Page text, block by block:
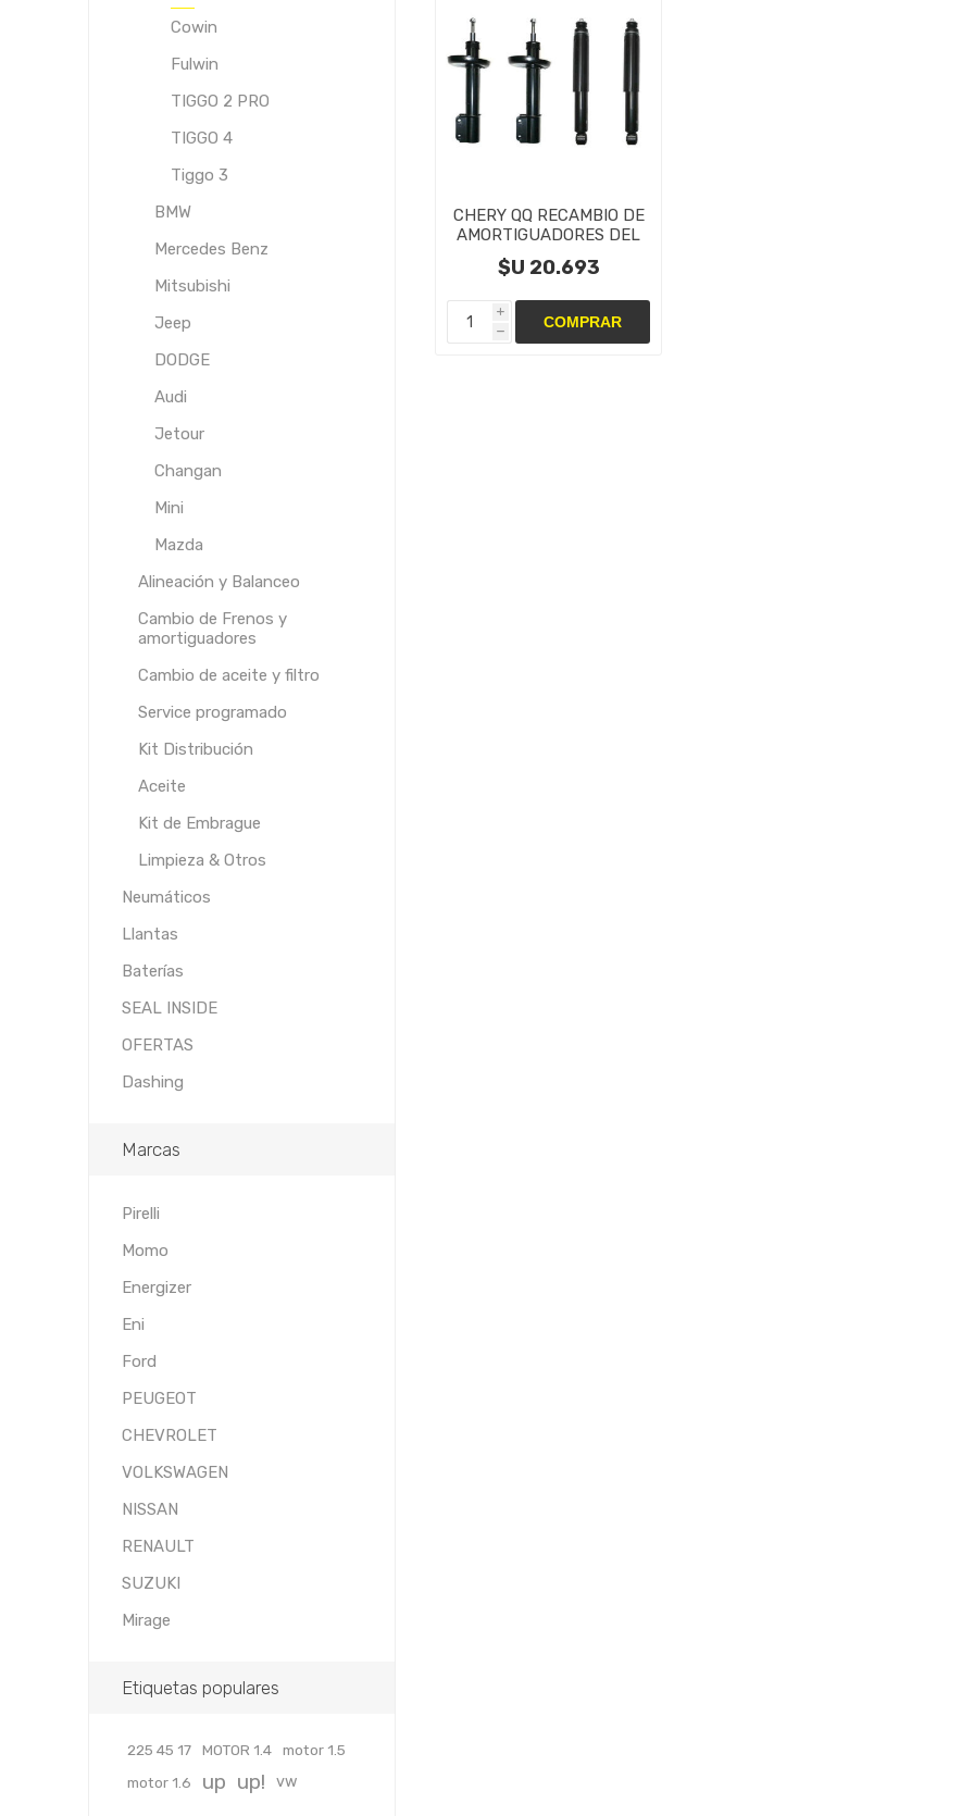
CHERY QQ RECAMBIO DE
AMORTIGUADORES DEL
$U 20.693
i
h
Cowin
Fulwin
TIGGO 2 PRO
TIGGO 4
Tiggo 3
BMW
Mercedes Benz
Mitsubishi
Jeep
DODGE
Audi
Jetour
Changan
Mini
Mazda
Alineación y Balanceo
Cambio de Frenos y
amortiguadores
Cambio de aceite y filtro
Service programado
Kit Distribución
Aceite
Kit de Embrague
Limpieza & Otros
Neumáticos
Llantas
Baterías
SEAL INSIDE
OFERTAS
Dashing
Marcas
Pirelli
Momo
Energizer
Eni
Ford
PEUGEOT
CHEVROLET
VOLKSWAGEN
NISSAN
RENAULT
SUZUKI
Mirage
Etiquetas populares
225 45 17 MOTOR 1.4
motor 1.5
motor 1.6
up up! vw